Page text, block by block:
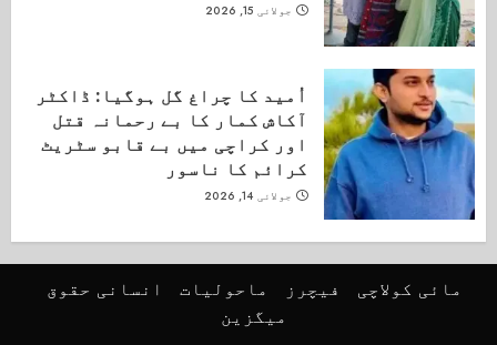
جولائی 15, 2026
اُمید کا چراغ گل ہوگیا: ڈاکٹر
آکاش کمار کا بے رحمانہ قتل
اور کراچی میں بے قابو سٹریٹ
کرائم کا ناسور
جولائی 14, 2026
مائی کولاچی فیچرز ماحولیات
انسانی حقوق
میگزین